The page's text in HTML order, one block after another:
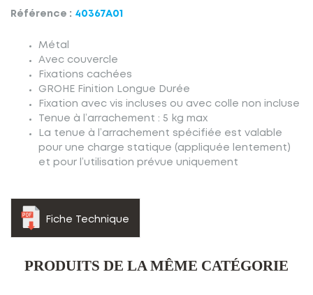
Référence : 40367A01
Métal
Avec couvercle
Fixations cachées
GROHE Finition Longue Durée
Fixation avec vis incluses ou avec colle non incluse
Tenue à l’arrachement : 5 kg max
La tenue à l’arrachement spécifiée est valable
pour une charge statique (appliquée lentement)
et pour l’utilisation prévue uniquement
Fiche Technique
PRODUITS DE LA MÊME CATÉGORIE